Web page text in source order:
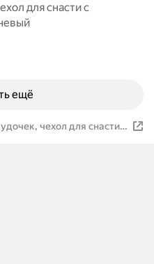
для снасти с
ещё
чехол для снасти с